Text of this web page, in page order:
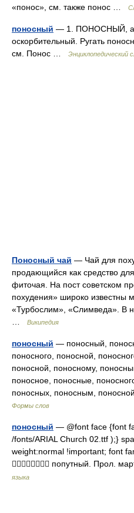
«понос», см. также понос …
поносный — 1. ПОНОСНЫЙ,
оскорбительный. Ругать
см. Понос …
Энциклопедический
Поносный чай — Чай для
продающийся как средство
фиточая. На пост советском
похудения» широко известны
«Турбослим», «Слимведа». В
Википедия
поносный — поносный,
поносного, поносной,
поносной, поносному,
поносное, поносные,
поносных, поносным,
Формы слов
поносный — @font face {font
/fonts/ARIAL Church 02.ttf );}
weight:normal !important; font
 попутный. Прол.
языка